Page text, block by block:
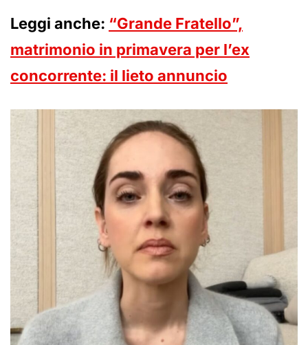
Leggi anche: “Grande Fratello”,
matrimonio in primavera per l’ex
concorrente: il lieto annuncio